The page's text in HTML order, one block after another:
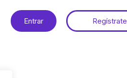
Entrar Regístrate